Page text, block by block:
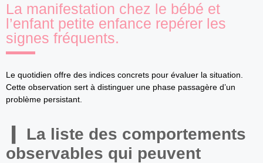
La manifestation chez le bébé et
l’enfant petite enfance repérer les
signes fréquents.
Le quotidien offre des indices concrets pour évaluer la situation.
Cette observation sert à distinguer une phase passagère d’un
problème persistant.
La liste des comportements
observables qui peuvent